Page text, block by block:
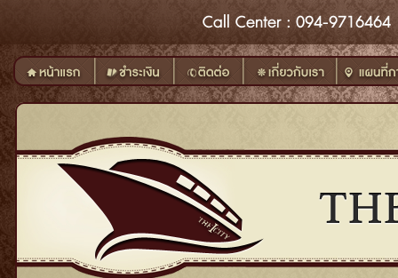
Call Center: 094-9716464